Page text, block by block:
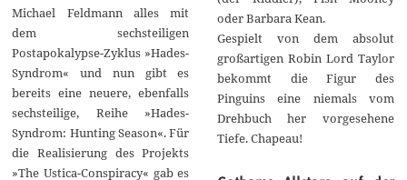
Michael Feldmann alles mit
dem sechsteiligen
Postapokalypse-Zyklus »Hades-
Syndrom« und nun gibt es
bereits eine neuere, ebenfalls
sechsteilige, Reihe »Hades-
Syndrom: Hunting Season«. Für
die Realisierung des Projekts
»The Ustica-Conspiracy« gab es
oder Barbara Kean.
Gespielt von dem absolut
großartigen Robin Lord Taylor
bekommt die Figur des
Pinguins eine niemals vom
Drehbuch her vorgesehene
Tiefe. Chapeau!